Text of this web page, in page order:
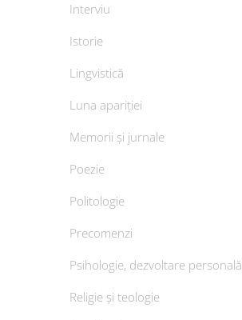
Interviu
Istorie
Lingvistică
Luna apariției
Memorii și jurnale
Poezie
Politologie
Precomenzi
Psihologie, dezvoltare personală
Religie și teologie